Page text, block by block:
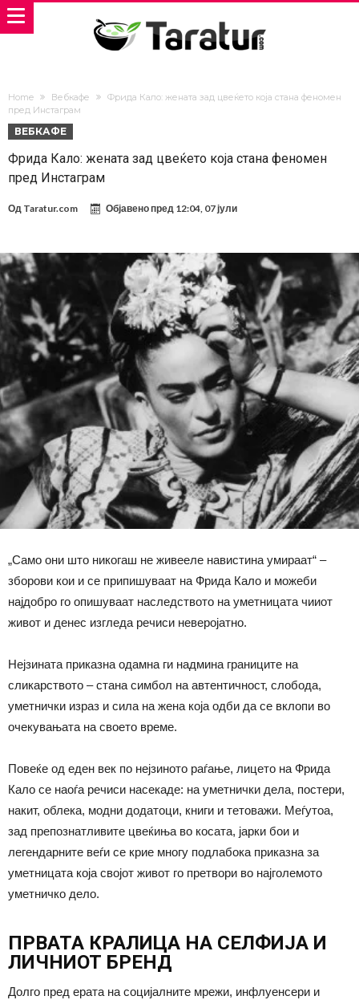
Home Вебкафе
Фрида Кало: жената зад цвеќето која стана феномен
пред Инстаграм
ВЕБКАФЕ
Фрида Кало: жената зад цвеќето која стана феномен
пред Инстаграм
Од Taratur.com Објавено пред 12:04, 07 јули
„Само они што никогаш не живееле навистина умираат“ –
зборови кои и се припишуваат на Фрида Кало и можеби
најдобро го опишуваат наследството на уметницата чииот
живот и денес изгледа речиси неверојатно.
Нејзината приказна одамна ги надмина границите на
сликарството – стана симбол на автентичност, слобода,
уметнички израз и сила на жена која одби да се вклопи во
очекувањата на своето време.
Повеќе од еден век по нејзиното раѓање, лицето на Фрида
Кало се наоѓа речиси насекаде: на уметнички дела, постери,
накит, облека, модни додатоци, книги и тетоважи. Меѓутоа,
зад препознатливите цвеќиња во косата, јарки бои и
легендарните веѓи се крие многу подлабока приказна за
уметницата која својот живот го претвори во најголемото
уметничко дело.
ПРВАТА КРАЛИЦА НА СЕЛФИЈА И
ЛИЧНИОТ БРЕНД
Долго пред ерата на социјалните мрежи, инфлуенсери и